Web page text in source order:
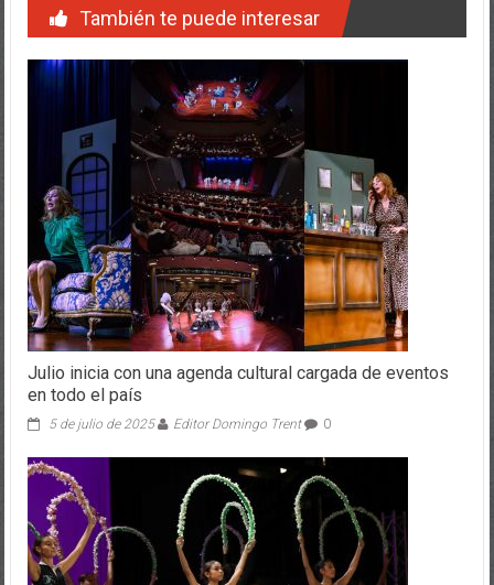
También te puede interesar
Julio inicia con una agenda cultural cargada de eventos
en todo el país
5 de julio de 2025 Editor Domingo Trent 0